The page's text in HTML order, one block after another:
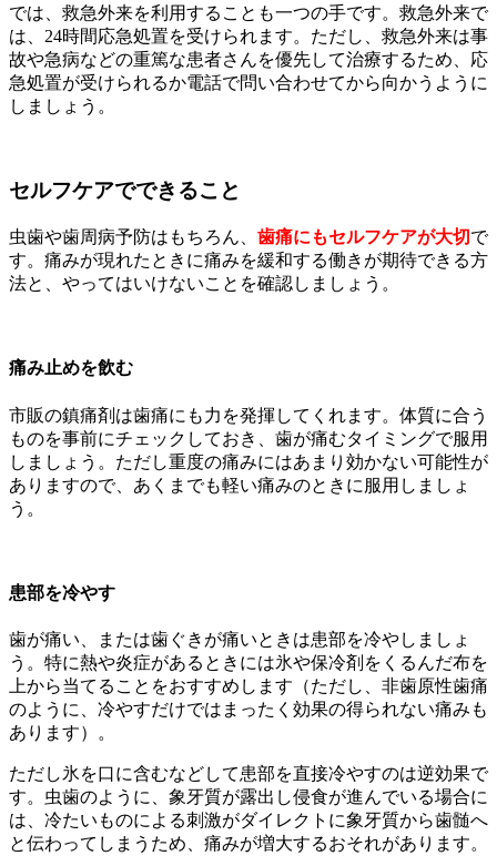
では、救急外来を利用することも一つの手です。救急外来で
は、 24時間応急処置を受けられます。ただし、救急外来は事
故や急病などの重篤な患者さんを優先して治療するため、応
急処置が受けられるか電話で問い合わせてから向かうように
しましょう。
セルフケアでできること
虫歯や歯周病予防はもちろん、 歯痛にもセルフケアが大切で
す。痛みが現れたときに痛みを緩和する働きが期待できる方
法と、やってはいけないことを確認しましょう。
痛み止めを飲む
市販の鎮痛剤は歯痛にも力を発揮してくれます。 体質に合う
ものを事前にチェックしておき、歯が痛むタイミングで服用
しましょう。ただし重度の痛みにはあまり効かない可能性が
ありますので、あくまでも軽い痛みのときに服用しましょ
う。
患部を冷やす
歯が痛い、または歯ぐきが痛いときは患部を冷やしましょ
う。 特に熱や炎症があるときには氷や保冷剤をくるんだ布を
上から当てることをおすすめします（ただし、非歯原性歯痛
のように、冷やすだけではまったく効果の得られない痛みも
あります）。
ただし氷を口に含むなどして患部を直接冷やすのは逆効果で
す。虫歯のように、象牙質が露出し侵食が進んでいる場合に
は、冷たいものによる刺激がダイレクトに象牙質から歯髄へ
と伝わってしまうため、痛みが増大するおそれがあります。